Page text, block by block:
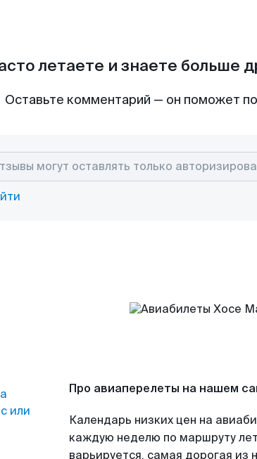
летаете и знаете больше
Оставьте комментарий — он поможет
или
Про авиаперелеты на нашем
Календарь низких цен на
каждую неделю по маршруту
варьируется, самая дорогая